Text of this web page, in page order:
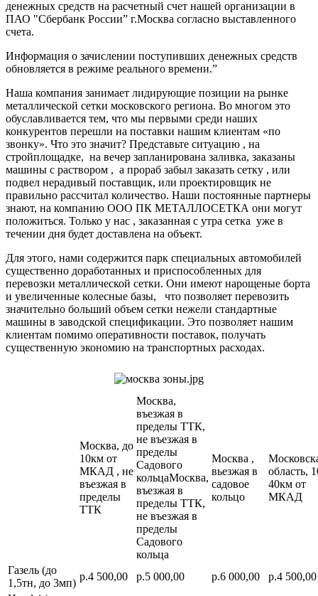
денежных средств на расчетный счет нашей организации в
ПАО "Сбербанк России” г.Москва согласно выставленного
счета.
Информация о зачислении поступивших денежных средств
обновляется в режиме реального времени.”
Наша компания занимает лидирующие позиции на рынке
металлической сетки московского региона. Во многом это
обуславливается тем, что мы первыми среди наших
конкурентов перешли на поставки нашим клиентам «по
звонку». Что это значит? Представьте ситуацию , на
стройплощадке, на вечер запланирована заливка, заказаны
машины с раствором , а прораб забыл заказать сетку , или
подвел нерадивый поставщик, или проектировщик не
правильно рассчитал количество. Наши постоянные партнеры
знают, на компанию ООО ПК МЕТАЛЛОСЕТКА они могут
положиться. Только у нас , заказанная с утра сетка уже в
течении дня будет доставлена на объект.
Для этого, нами содержится парк специальных автомобилей
существенно доработанных и приспособленных для
перевозки металлической сетки. Они имеют нарощеные борта
и увеличенные колесные базы, что позволяет перевозить
значительно больший объем сетки нежели стандартные
машины в заводской спецификации. Это позволяет нашим
клиентам помимо оперативности поставок, получать
существенную экономию на транспортных расходах.
Москва, до
10км от
МКАД , не
въезжая в
пределы
ТТК
Москва,
въезжая в
пределы ТТК,
не въезжая в
пределы
Садового
кольцаМосква,
въезжая в
пределы ТТК,
не въезжая в
пределы
Садового
кольца
Москва ,
вьезжая в
садовое
кольцо
область,
40км от
МКАД
Газель (до
1,5тн, до 3мп)
р.4 500,00 р.5 000,00 р.6 000,00
р.4 500,00